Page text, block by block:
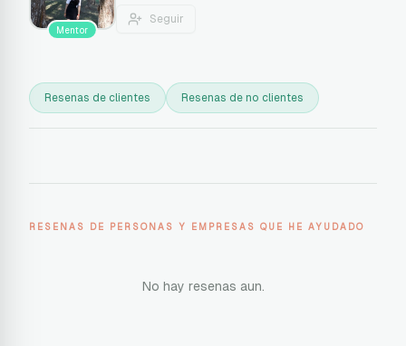
Mentor
Seguir
Resenas de clientes Resenas de no clientes
RESENAS DE PERSONAS Y EMPRESAS QUE HE AYUDADO
No hay resenas aun.